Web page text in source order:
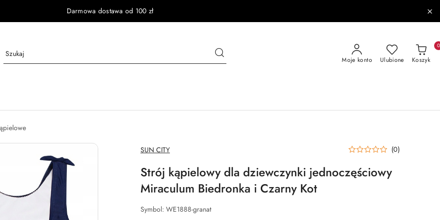
Darmowa dostawa od 100 zł
Moje konto Ulubione Koszyk
0
NAZWA
PRODUCENTA:
SUN CITY (0)
Strój kąpielowy dla dziewczynki jednoczęściowy
Miraculum Biedronka i Czarny Kot
Symbol: WE1888-granat